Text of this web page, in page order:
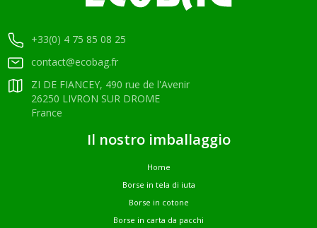
+33(0) 4 75 85 08 25
contact@ecobag.fr
ZI DE FIANCEY, 490 rue de l'Avenir
26250 LIVRON SUR DROME
France
Il nostro imballaggio
Home
Borse in tela di iuta
Borse in cotone
Borse in carta da pacchi